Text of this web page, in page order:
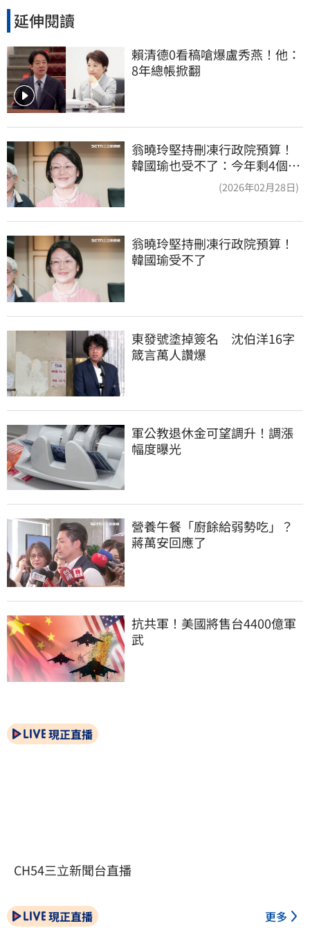
延伸閱讀
賴清德0看稿嗆爆盧秀燕！他：
8年總帳掀翻
翁曉玲堅持刪凍行政院預算！
韓國瑜也受不了：今年剩4個月
(2026年02月28日)
翁曉玲堅持刪凍行政院預算！
韓國瑜受不了
東發號塗掉簽名　沈伯洋16字
箴言萬人讚爆
軍公教退休金可望調升！調漲
幅度曝光
營養午餐「廚餘給弱勢吃」？
蔣萬安回應了
抗共軍！美國將售台4400億軍
武
現正直播
CH54三立新聞台直播
現正直播 更多